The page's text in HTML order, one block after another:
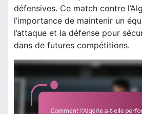
défensives. Ce match contre
l’importance de maintenir un
l’attaque et la défense pour
dans de futures compétitions.